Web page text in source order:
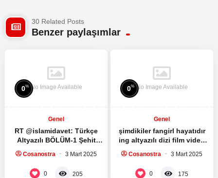
30 Related Posts
Benzer paylaşımlar
No Image Available
0%
Genel
RT @islamidavet: Türkçe
Altyazılı BÖLÜM-1 Şehit
Seyyid Haşim Safiyüddin’in
medya sitesi ile yaptığı
Cosanostra 3 Mart 2025
0 205
No Image Available
0%
Genel
şimdikiler fangirl hayatıdır
ing altyazılı dizi film video
izleme kültürüdür bunlara
sahip değil mi…
Cosanostra 3 Mart 2025
0 175